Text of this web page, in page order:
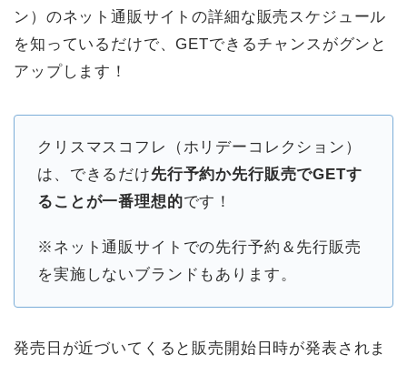
ン）のネット通販サイトの詳細な販売スケジュール
を知っているだけで、GETできるチャンスがグンと
アップします！
クリスマスコフレ（ホリデーコレクション）
は、できるだけ先行予約か先行販売でGETす
ることが一番理想的です！
※ネット通販サイトでの先行予約＆先行販売
を実施しないブランドもあります。
発売日が近づいてくると販売開始日時が発表されま